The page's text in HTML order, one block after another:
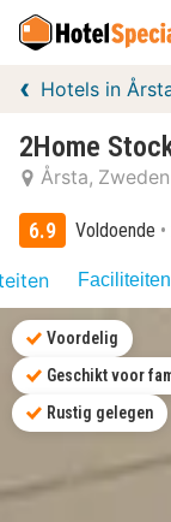
Hotels in
2Home
Årsta Zweden
6.9 Voldoende
Faciliteiten
Voordelig
Geschikt voor
Rustig gelegen